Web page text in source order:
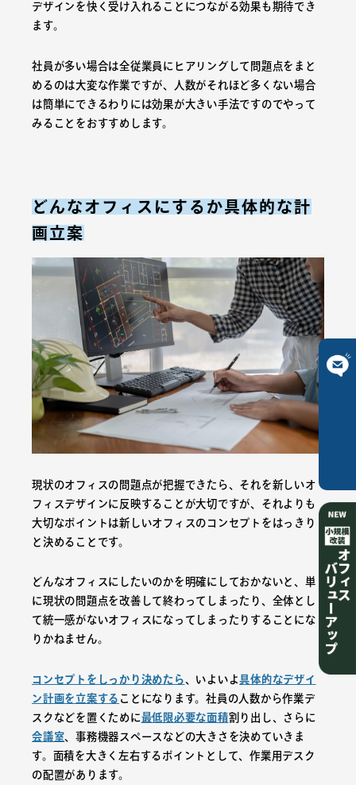
デザインを快く受け入れることにつながる効果も期待でき
ます。
社員が多い場合は全従業員にヒアリングして問題点をまと
めるのは大変な作業ですが、人数がそれほど多くない場合
は簡単にできるわりには効果が大きい手法ですのでやって
みることをおすすめします。
どんなオフィスにするか具体的な計
画立案
現状のオフィスの問題点が把握できたら、それを新しいオ
フィスデザインに反映することが大切ですが、それよりも
大切なポイントは新しいオフィスのコンセプトをはっきり
と決めることです。
どんなオフィスにしたいのかを明確にしておかないと、単
に現状の問題点を改善して終わってしまったり、全体とし
て統一感がないオフィスになってしまったりすることにな
りかねません。
コンセプトをしっかり決めたら、いよいよ具体的なデザイ
ン計画を立案する ことになります。社員の人数から作業デ
スクなどを置くために最低限必要な面積割り出し、さらに
会議室、事務機器スペースなどの大きさを決めていきま
す。面積を大きく左右するポイントとして、作業用デスク
の配置があります。
ご相談は
こちら